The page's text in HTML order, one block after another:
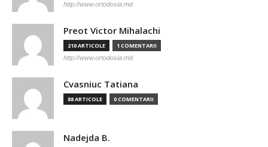
http://www.ortodoxia.md
Preot Victor Mihalachi
210 ARTICOLE 1 COMENTARII
http://www.ortodoxia.md
Cvasniuc Tatiana
88 ARTICOLE 0 COMENTARII
Nadejda B.